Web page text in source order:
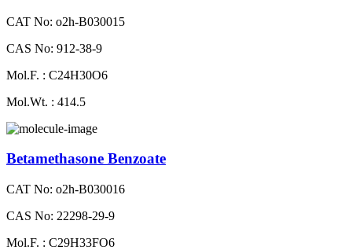
CAT No: o2h-B030015
CAS No: 912-38-9
Mol.F. : C24H30O6
Mol.Wt. : 414.5
Betamethasone Benzoate
CAT No: o2h-B030016
CAS No: 22298-29-9
Mol.F. : C29H33FO6